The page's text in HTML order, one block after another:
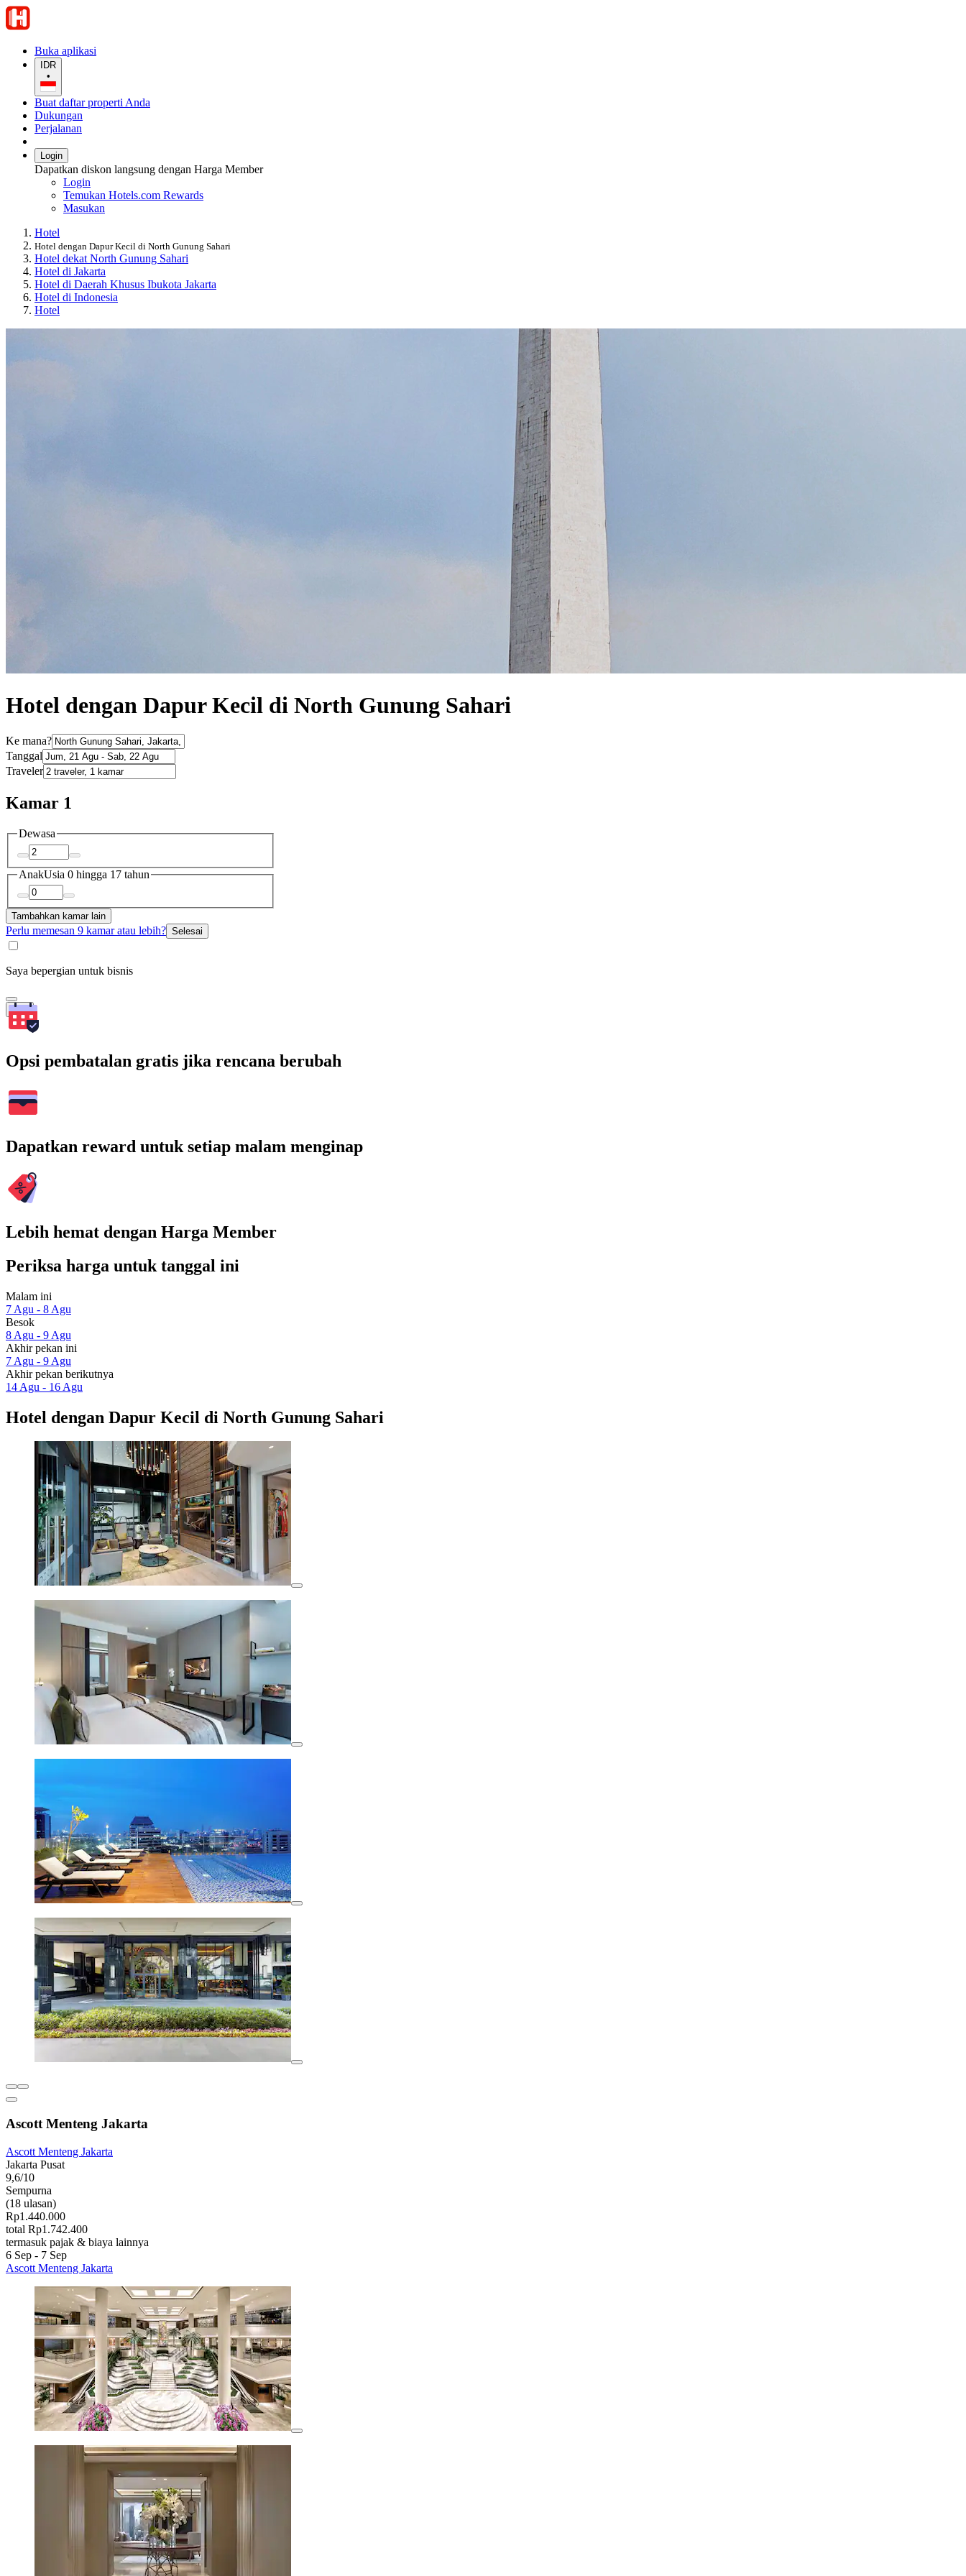
Buka aplikasi
IDR
•
Buat daftar properti Anda
Dukungan
Perjalanan
Login
Dapatkan diskon langsung dengan Harga Member
Login
Temukan Hotels.com Rewards
Masukan
Hotel
Hotel dengan Dapur Kecil di North Gunung Sahari
Hotel dekat North Gunung Sahari
Hotel di Jakarta
Hotel di Daerah Khusus Ibukota Jakarta
Hotel di Indonesia
Hotel
Hotel dengan Dapur Kecil di North Gunung Sahari
Ke mana?
Tanggal
Traveler
Kamar 1
Dewasa
AnakUsia 0 hingga 17 tahun
Tambahkan kamar lain
Perlu memesan 9 kamar atau lebih? Selesai
Saya bepergian untuk bisnis
Cari
Opsi pembatalan gratis jika rencana berubah
Dapatkan reward untuk setiap malam menginap
Lebih hemat dengan Harga Member
Periksa harga untuk tanggal ini
Malam ini
7 Agu - 8 Agu
Besok
8 Agu - 9 Agu
Akhir pekan ini
7 Agu - 9 Agu
Akhir pekan berikutnya
14 Agu - 16 Agu
Hotel dengan Dapur Kecil di North Gunung Sahari
Ascott Menteng Jakarta
Ascott Menteng Jakarta
Jakarta Pusat
9,6/10
Sempurna
(18 ulasan)
Rp1.440.000
total Rp1.742.400
termasuk pajak & biaya lainnya
6 Sep - 7 Sep
Ascott Menteng Jakarta